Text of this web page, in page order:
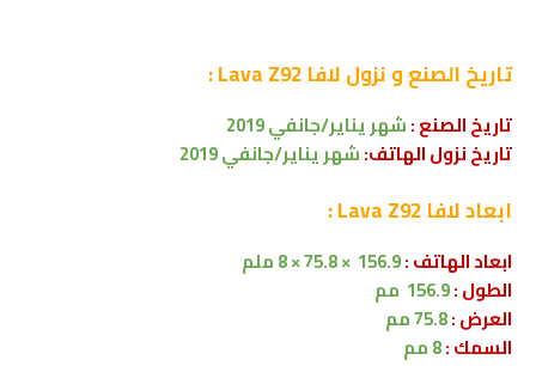
تاريخ الصنع و نزوللافا Lava Z92 :
تاريخ الصنع :شهر يناير/جانفي 2019
تاريخ نزول الهاتف:شهر يناير/جانفي 2019
ابعادلافا Lava Z92 :
ابعاد الهاتف :156.9 × 75.8 × 8 ملم
الطول :156.9 مم
العرض :
السمك :8 مم